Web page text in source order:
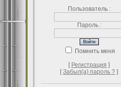
Пользователь :
Пароль :
Помнить меня
[ Регистрация ]
[Забыл(а) пароль ? ]